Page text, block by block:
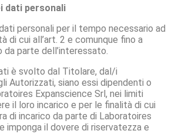
dati personali
personali per il tempo necessario ad
di cui all’art. 2 e comunque fino a
da parte dell’interessato.
è svolto dal Titolare, dal/i
Autorizzati, siano essi dipendenti o
Expanscience Srl, nei limiti
il loro incarico e per le finalità di cui
di incarico da parte di Laboratoires
imponga il dovere di riservatezza e